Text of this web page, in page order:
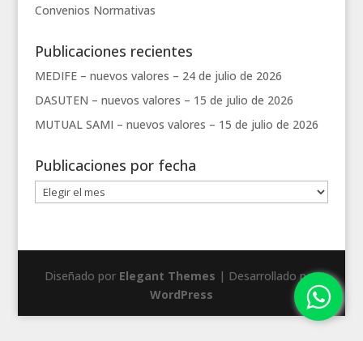
Convenios Normativas
Publicaciones recientes
MEDIFE – nuevos valores – 24 de julio de 2026
DASUTEN – nuevos valores – 15 de julio de 2026
MUTUAL SAMI – nuevos valores – 15 de julio de 2026
Publicaciones por fecha
Publicaciones
por
Diseñado por Elegant Themes | Desarrollado por
WordPress